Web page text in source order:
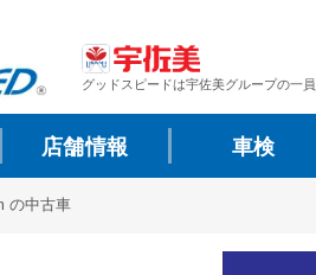
グッドスピードは宇佐美グループの一員
店舗情報 車検
の中古車